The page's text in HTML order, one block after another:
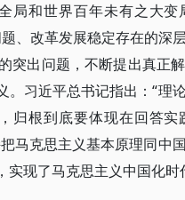
局和世界百年未有之大变
、改革发展稳定存在的深
突出问题，不断提出真正
习近平总书记指出：“理
归根到底要体现在回答实
马克思主义基本原理同中
现了马克思主义中国化时